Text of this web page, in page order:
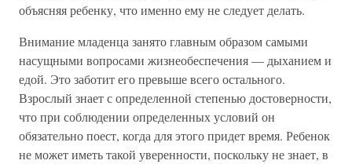
объясняя ребенку, что именно ему не следует делать.
Внимание младенца занято главным образом самыми
насущными вопросами жизнеобеспечения — дыханием и
едой. Это заботит его превыше всего остального.
Взрослый знает с определенной степенью достоверности,
что при соблюдении определенных условий он
обязательно поест, когда для этого придет время. Ребенок
не может иметь такой уверенности, поскольку не знает, в